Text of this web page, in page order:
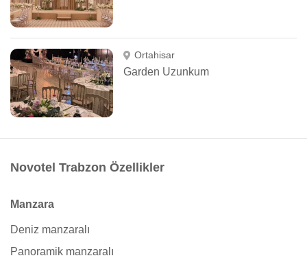
Ortahisar
Garden Uzunkum
Novotel Trabzon Özellikler
Manzara
Deniz manzaralı
Panoramik manzaralı